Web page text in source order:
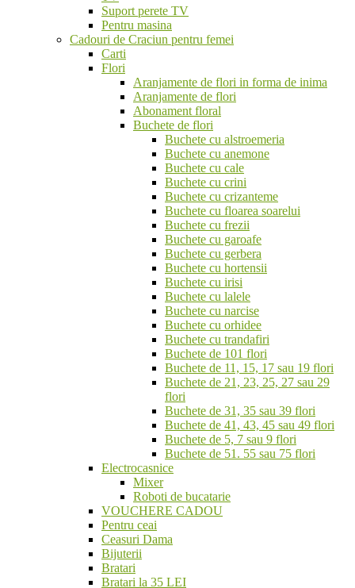
Suport perete TV
Pentru masina
Cadouri de Craciun pentru femei
Carti
Flori
Aranjamente de flori in forma de inima
Aranjamente de flori
Abonament floral
Buchete de flori
Buchete cu alstroemeria
Buchete cu anemone
Buchete cu cale
Buchete cu crini
Buchete cu crizanteme
Buchete cu floarea soarelui
Buchete cu frezii
Buchete cu garoafe
Buchete cu gerbera
Buchete cu hortensii
Buchete cu irisi
Buchete cu lalele
Buchete cu narcise
Buchete cu orhidee
Buchete cu trandafiri
Buchete de 101 flori
Buchete de 11, 15, 17 sau 19 flori
Buchete de 21, 23, 25, 27 sau 29
flori
Buchete de 31, 35 sau 39 flori
Buchete de 41, 43, 45 sau 49 flori
Buchete de 5, 7 sau 9 flori
Buchete de 51. 55 sau 75 flori
Electrocasnice
Mixer
Roboti de bucatarie
VOUCHERE CADOU
Pentru ceai
Ceasuri Dama
Bijuterii
Bratari
Bratari la 35 LEI